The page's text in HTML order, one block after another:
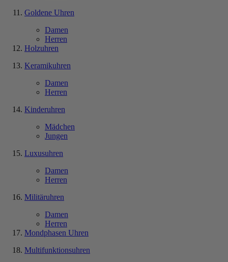
Goldene Uhren
Damen
Herren
Holzuhren
Keramikuhren
Damen
Herren
Kinderuhren
Mädchen
Jungen
Luxusuhren
Damen
Herren
Militäruhren
Damen
Herren
Mondphasen Uhren
Multifunktionsuhren